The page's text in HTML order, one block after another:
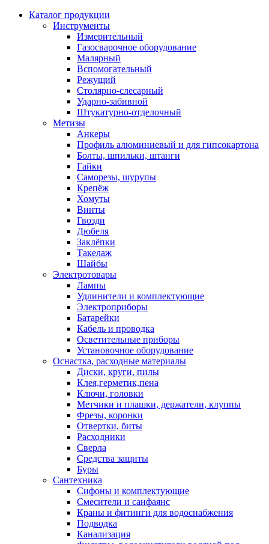
Каталог продукции
Инструменты
Измерительный
Газосварочное оборудование
Малярный
Вспомогательный
Режущий
Столярно-слесарный
Ударно-забивной
Штукатурно-отделочный
Метизы
Анкеры
Профиль алюминиевый и для гипсокартона
Болты, шпильки, штанги
Гайки
Саморезы, шурупы
Крепёж
Хомуты
Винты
Гвозди
Дюбеля
Заклёпки
Такелаж
Шайбы
Электротовары
Лампы
Удлинители и комплектующие
Электроприборы
Батарейки
Кабель и проводка
Осветительные приборы
Установочное оборудование
Оснастка, расходные материалы
Диски, круги, пилы
Клея,герметик,пена
Ключи, головки
Метчики и плашки, держатели, клуппы
Фрезы, коронки
Отвертки, биты
Расходники
Сверла
Средства защиты
Буры
Сантехника
Сифоны и комплектующие
Смесители и санфаянс
Краны и фитинги для водоснабжения
Подводка
Канализация